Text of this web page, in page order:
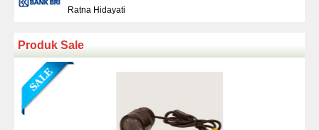
Ratna Hidayati
Produk Sale